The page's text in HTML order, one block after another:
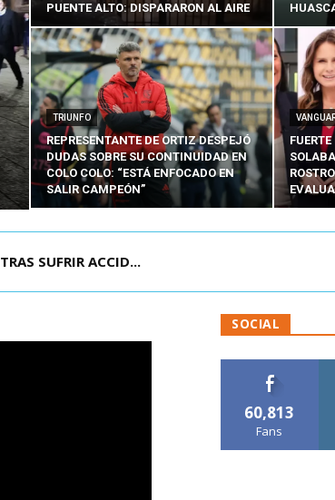
PUENTE ALTO: DISPARARON AL AIRE
TRIUNFO
REPRESENTANTE DE ORTIZ DESPEJÓ
DUDAS SOBRE SU CONTINUIDAD EN
COLO COLO: “ESTÁ ENFOCADO EN
SALIR CAMPEÓN”
EN PLAZA D...
SUFRIR ACCID...
SOCIAL
60,813
Fans